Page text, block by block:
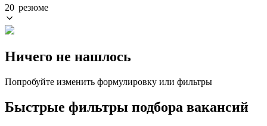
20 резюме
Ничего не нашлось
Попробуйте изменить формулировку или фильтры
Быстрые фильтры подбора вакансий